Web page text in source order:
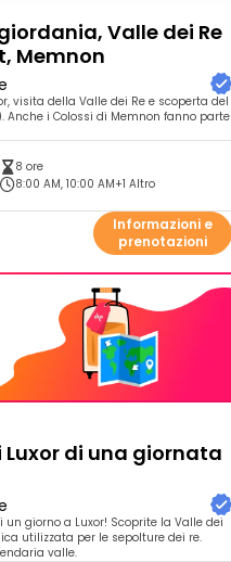
Valle dei Re
Memnon
visita della Valle dei Re e scoperta del
Anche i Colossi di Memnon fanno parte
8 ore
8:00 AM, 10:00 AM+1 Altro
Informazioni e
prenotazioni
di una giornata
giorno a Luxor! Scoprite la Valle dei
utilizzata per le sepolture dei re.
valle.